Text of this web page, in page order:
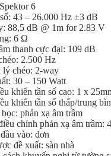
6
43 – 26.000 Hz ±3 dB
88,5 dB @ 1m for 2.83 V
6 Ω
thanh cực đại: 109 dB
2.500 Hz
lý chéo: 2-way
30 – 150 Watt
khiển tần số cao: 1 x
khiển tần số thấp/trung
phản xạ âm trầm
chỉnh phản xạ âm trầm:
vào: đơn
đề xuất: sàn nhà